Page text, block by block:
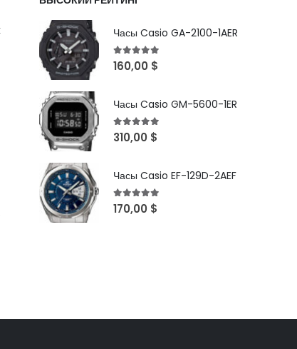
Часы Casio GA-2100-1AER
5out of 5
160,00 $
Часы Casio GM-5600-1ER
5out of 5
310,00 $
Часы Casio EF-129D-2AEF
5out of 5
170,00 $